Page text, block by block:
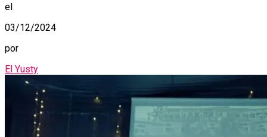
el
03/12/2024
por
El Yusty